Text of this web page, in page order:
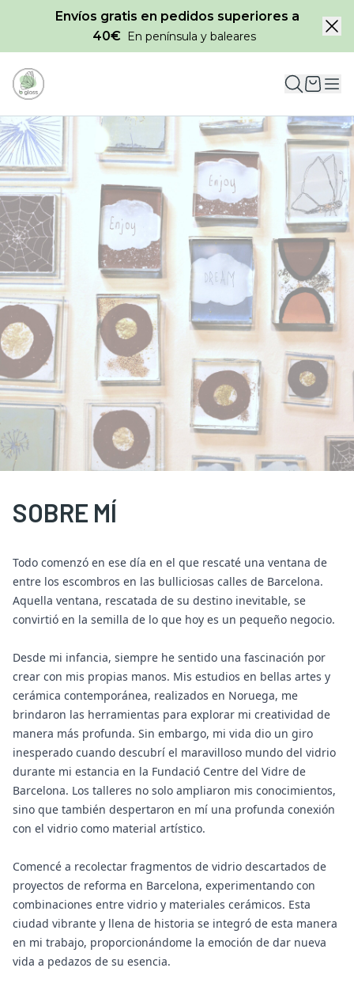
Envíos gratis en pedidos superiores a
40€ En península y baleares
SOBRE MÍ
Todo comenzó en ese día en el que rescaté una ventana de
entre los escombros en las bulliciosas calles de Barcelona.
Aquella ventana, rescatada de su destino inevitable, se
convirtió en la semilla de lo que hoy es un pequeño negocio.
Desde mi infancia, siempre he sentido una fascinación por
crear con mis propias manos. Mis estudios en bellas artes y
cerámica contemporánea, realizados en Noruega, me
brindaron las herramientas para explorar mi creatividad de
manera más profunda. Sin embargo, mi vida dio un giro
inesperado cuando descubrí el maravilloso mundo del vidrio
durante mi estancia en la Fundació Centre del Vidre de
Barcelona. Los talleres no solo ampliaron mis conocimientos,
sino que también despertaron en mí una profunda conexión
con el vidrio como material artístico.
Comencé a recolectar fragmentos de vidrio descartados de
proyectos de reforma en Barcelona, experimentando con
combinaciones entre vidrio y materiales cerámicos. Esta
ciudad vibrante y llena de historia se integró de esta manera
en mi trabajo, proporcionándome la emoción de dar nueva
vida a pedazos de su esencia.